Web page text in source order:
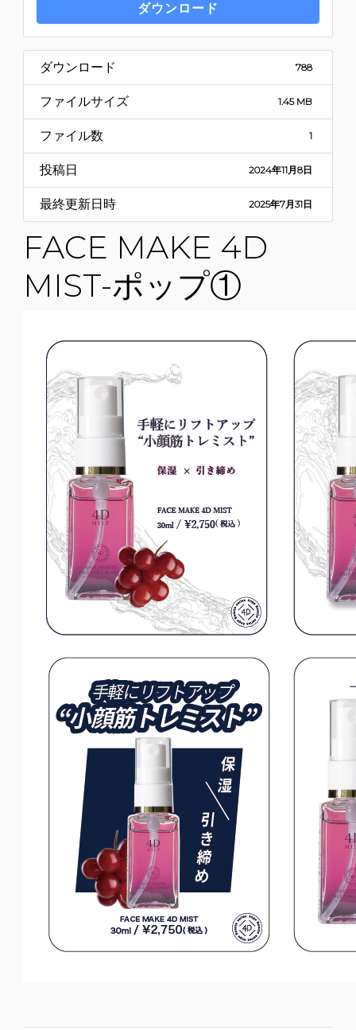
ダウンロード
ダウンロード 788
ファイルサイズ 1.45 MB
ファイル数 1
投稿日 2024年11月8日
最終更新日時 2025年7月31日
FACE MAKE 4D
MIST-ポップ①